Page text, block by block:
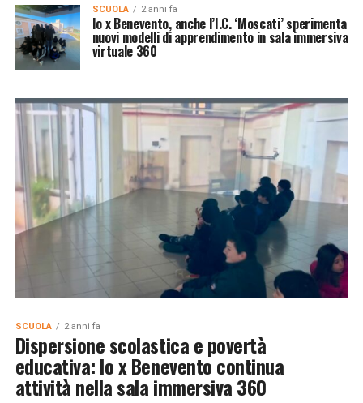
SCUOLA 2 anni fa
Io x Benevento, anche l’I.C. ‘Moscati’ sperimenta
nuovi modelli di apprendimento in sala immersiva
virtuale 360
SCUOLA 2 anni fa
Dispersione scolastica e povertà
educativa: Io x Benevento continua
attività nella sala immersiva 360